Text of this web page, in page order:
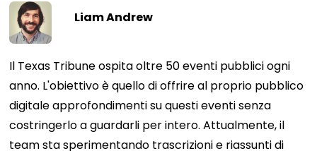
Liam Andrew
Il Texas Tribune ospita oltre 50 eventi pubblici ogni
anno. L'obiettivo è quello di offrire al proprio pubblico
digitale approfondimenti su questi eventi senza
costringerlo a guardarli per intero. Attualmente, il
team sta sperimentando trascrizioni e riassunti di